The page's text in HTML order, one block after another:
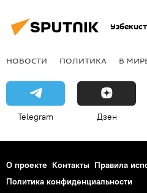
НОВОСТИ ПОЛИТИКА В
Telegram Дзен
О проекте Контакты Правила
Политика конфиденциальности